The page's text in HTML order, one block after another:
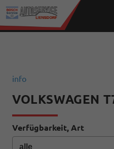
info
VOLKSWAGEN
Verfügbarkeit, Art